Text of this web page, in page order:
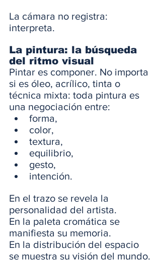
La cámara no registra:
interpreta.
La pintura: la búsqueda
del ritmo visual
Pintar es componer. No importa
si es óleo, acrílico, tinta o
técnica mixta: toda pintura es
una negociación entre:
forma,
color,
textura,
equilibrio,
gesto,
intención.
En el trazo se revela la
personalidad del artista.
En la paleta cromática se
manifiesta su memoria.
En la distribución del espacio
se muestra su visión del mundo.